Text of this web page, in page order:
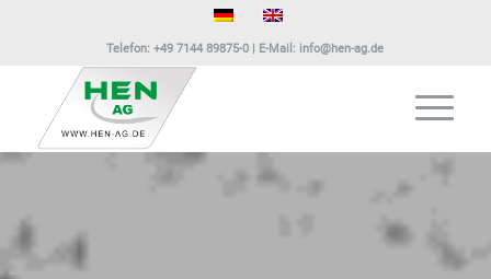
Telefon:+49 7144 89875-0 | E-Mail: info@hen-ag.de